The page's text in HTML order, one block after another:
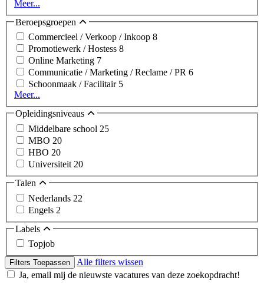
Meer...
Beroepsgroepen
Commercieel / Verkoop / Inkoop 8
Promotiewerk / Hostess 8
Online Marketing 7
Communicatie / Marketing / Reclame / PR 6
Schoonmaak / Facilitair 5
Meer...
Opleidingsniveaus
Middelbare school 25
MBO 20
HBO 20
Universiteit 20
Talen
Nederlands 22
Engels 2
Labels
Topjob
Filters Toepassen
Alle filters wissen
Ja, email mij de nieuwste vacatures van deze zoekopdracht!